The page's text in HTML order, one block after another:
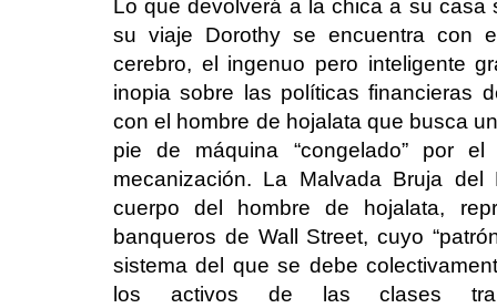
Lo que devolverá a la chica a su casa
su viaje Dorothy se encuentra con
cerebro, el ingenuo pero inteligente
inopia sobre las políticas financieras
con el hombre de hojalata que busca
pie de máquina “congelado” por
mecanización. La Malvada Bruja
cuerpo del hombre de hojalata,
banqueros de Wall Street, cuyo
sistema del que se debe
los activos de las clases